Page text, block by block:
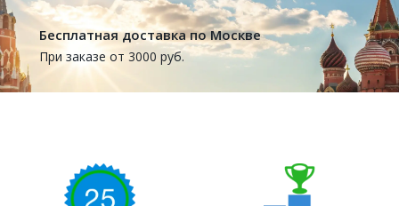
Бесплатная доставка по Москве
При заказе от 3000 руб.